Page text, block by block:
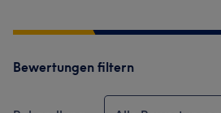
Bewertungen filtern